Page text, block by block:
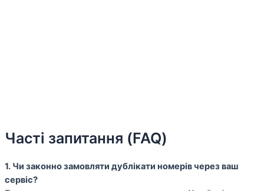
Часті запитання (FAQ)
1. Чи законно замовляти дублікати номерів через ваш
сервіс?